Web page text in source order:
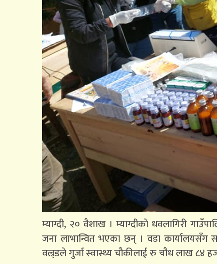
म्याग्दी, २० वैशाख । म्याग्दीको धवलागिरी
जना लाभान्वित भएका छन् । वडा
वल्र्डले गुर्जा स्वास्थ्य चौकीलाई रु चौध लाख